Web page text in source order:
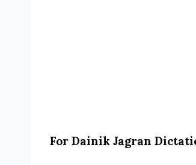
For Dainik Jagran